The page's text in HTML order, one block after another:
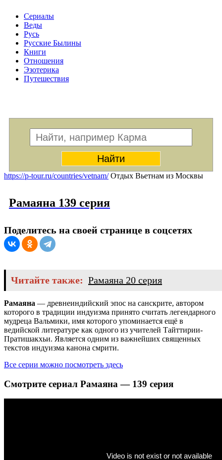
Сериалы
Веды
Русь
Русские Былины
Книги
Отношения
Эзотерика
Путешествия
https://p-tour.ru/countries/vetnam/Отдых Вьетнам из Москвы
Рамаяна 139 серия
Поделитесь на своей странице в соцсетях
Читайте также: Рамаяна 20 серия
Рамаяна — древнеиндийский эпос на санскрите, автором
которого в традиции индуизма принято считать легендарного
мудреца Вальмики, имя которого упоминается ещё в
ведийской литературе как одного из учителей Тайттирии-
Пратишакхьи. Является одним из важнейших священных
текстов индуизма канона смрити.
Все серии можно посмотреть здесь
Смотрите сериал Рамаяна — 139 серия